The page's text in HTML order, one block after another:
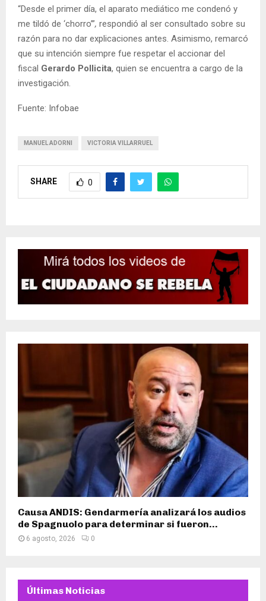
“Desde el primer día, el aparato mediático me condenó y
me tildó de ‘chorro’”, respondió al ser consultado sobre su
razón para no dar explicaciones antes. Asimismo, remarcó
que su intención siempre fue respetar el accionar del
fiscal Gerardo Pollicita, quien se encuentra a cargo de la
investigación.
Fuente: Infobae
MANUEL ADORNI VICTORIA VILLARRUEL
SHARE 0
Causa ANDIS: Gendarmería analizará los audios
de Spagnuolo para determinar si fueron...
6 agosto, 2026 0
Últimas Noticias